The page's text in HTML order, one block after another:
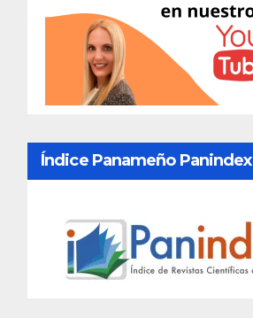
Índice Panameño Panindex